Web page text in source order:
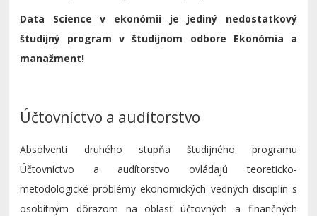
Data Science v ekonómii je jediný nedostatkový
študijný program v študijnom odbore Ekonómia a
manažment!
Účtovníctvo a audítorstvo
Absolventi druhého stupňa študijného programu
Účtovníctvo a audítorstvo ovládajú teoreticko-
metodologické problémy ekonomických vedných disciplín s
osobitným dôrazom na oblasť účtovných a finančných